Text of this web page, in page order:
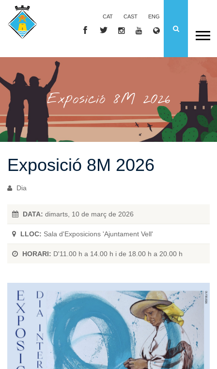
CAT CAST ENG
Exposició 8M 2026
Exposició 8M 2026
Dia
DATA: dimarts, 10 de març de 2026
LLOC: Sala d'Exposicions 'Ajuntament Vell'
HORARI: D'11.00 h a 14.00 h i de 18.00 h a 20.00 h